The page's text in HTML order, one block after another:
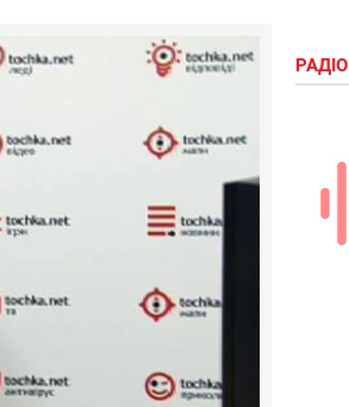
РАДІО